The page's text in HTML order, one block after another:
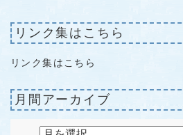
リンク集はこちら
リンク集はこちら
月間アーカイブ